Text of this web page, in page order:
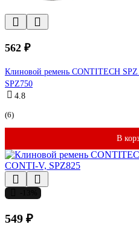
562 ₽
Клиновой ремень CONTITECH
SPZ750
4.8
(6)
В
549 ₽